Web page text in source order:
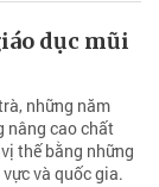
dục mũi
những năm
nâng cao chất
thế bằng những
và quốc gia.